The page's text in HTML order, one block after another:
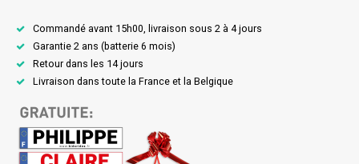
Commandé avant 15h00, livraison sous 2 à 4 jours
Garantie 2 ans (batterie 6 mois)
Retour dans les 14 jours
Livraison dans toute la France et la Belgique